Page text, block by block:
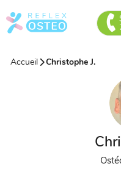
Accueil Christophe J.